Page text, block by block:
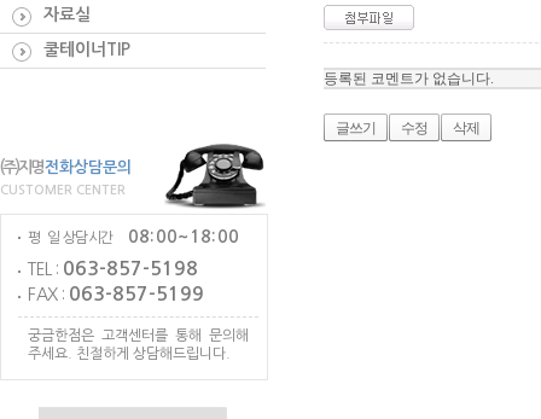
자료실
쿨테이너TIP
(주)지명전화상담문의
CUSTOMER CENTER
평 일 상담시간
08:00~18:00
TEL : 063-857-5198
FAX : 063-857-5199
궁금한점은 고객센터를 통해 문의해
주세요. 친절하게 상담해드립니다.
등록된 코멘트가 없습니다.
글쓰기 수정 삭제